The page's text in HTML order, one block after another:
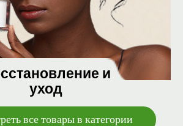
и
уход
все товары в категории